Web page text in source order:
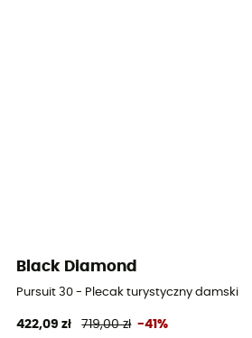
Black Diamond
Pursuit 30 - Plecak turystyczny damski
422,09 zł 719,00 zł -41%